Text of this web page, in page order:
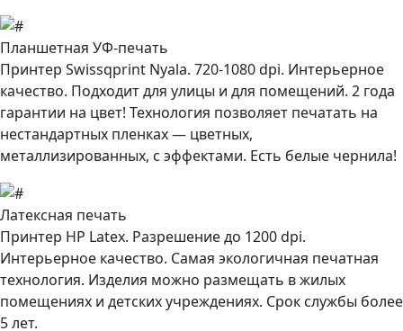
Планшетная УФ-печать
Принтер Swissqprint Nyala. 720-1080 dpi. Интерьерное
качество. Подходит для улицы и для помещений. 2 года
гарантии на цвет! Технология позволяет печатать на
нестандартных пленках — цветных,
металлизированных, с эффектами. Есть белые чернила!
Латексная печать
Принтер HP Latex. Разрешение до 1200 dpi.
Интерьерное качество. Самая экологичная печатная
технология. Изделия можно размещать в жилых
помещениях и детских учреждениях. Срок службы более
5 лет.